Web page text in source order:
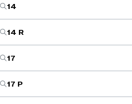
14
14 R
17
17 P